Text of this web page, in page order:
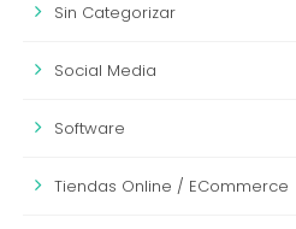
Sin Categorizar
Social Media
Software
Tiendas Online / ECommerce